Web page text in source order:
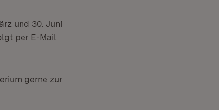
und 30. Juni
per E-Mail
gerne zur